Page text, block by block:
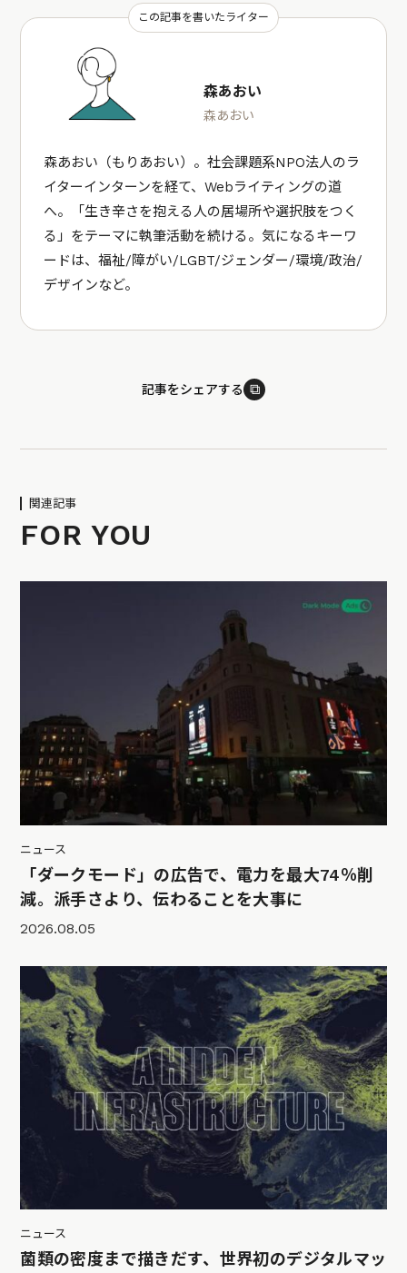
この記事を書いたライター
森あおい
森あおい
森あおい（もりあおい）。社会課題系NPO法人のラ
イターインターンを経て、Webライティングの道
へ。「生き辛さを抱える人の居場所や選択肢をつく
る」をテーマに執筆活動を続ける。気になるキーワ
ードは、福祉/障がい/LGBT/ジェンダー/環境/政治/
デザインなど。
記事をシェアする ⧉
関連記事
FOR YOU
ニュース
「ダークモード」の広告で、電力を最大74％削
減。派手さより、伝わることを大事に
2026.08.05
ニュース
菌類の密度まで描きだす、世界初のデジタルマッ